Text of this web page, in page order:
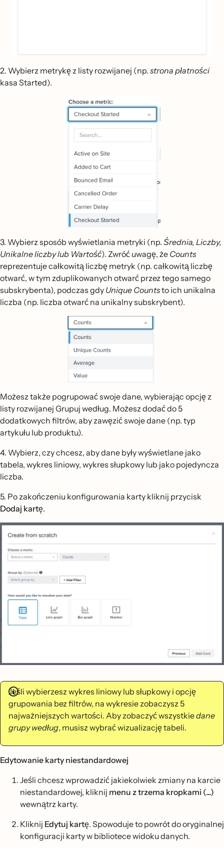
2. Wybierz metrykę z listy rozwijanej (np. strona płatności
kasa Started).
3. Wybierz sposób wyświetlania metryki (np. Średnia, Liczby,
Unikalne liczby lub Wartość). Zwróć uwagę, że Counts
reprezentuje całkowitą liczbę metryk (np. całkowitą liczbę
otwarć, w tym zduplikowanych otwarć przez tego samego
subskrybenta), podczas gdy Unique Countsto ich unikalna
liczba (np. liczba otwarć na unikalny subskrybent).
Możesz także pogrupować swoje dane, wybierając opcję z
listy rozwijanej Grupuj według. Możesz dodać do 5
dodatkowych filtrów, aby zawęzić swoje dane (np. typ
artykułu lub produktu).
4. Wybierz, czy chcesz, aby dane były wyświetlane jako
tabela, wykres liniowy, wykres słupkowy lub jako pojedyncza
liczba.
5. Po zakończeniu konfigurowania karty kliknij przycisk
Dodaj kartę.
Jeśli wybierzesz wykres liniowy lub słupkowy i opcję
grupowania bez filtrów, na wykresie zobaczysz 5
najważniejszych wartości. Aby zobaczyć wszystkiedane
grupy według, musisz wybrać wizualizację tabeli.
Edytowanie karty niestandardowej
Jeśli chcesz wprowadzić jakiekolwiek zmiany na karcie
niestandardowej, kliknij menu z trzema kropkami (...)
wewnątrz karty.
Kliknij Edytuj kartę. Spowoduje to powrót do oryginalnej
konfiguracji karty w bibliotece widoku danych.